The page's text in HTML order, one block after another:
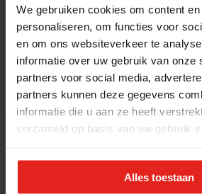
We gebruiken cookies om content
personaliseren, om functies voor
en om ons websiteverkeer te
informatie over uw gebruik van onze
partners voor social media,
partners kunnen deze gegevens
informatie die u aan ze heeft
verzameld op basis van uw gebruik
Alles toestaan
hoe bijvoorbeeld
van studentenvereniging La
Haag een succesvolle
georganiseerd.
Ik kom in actie